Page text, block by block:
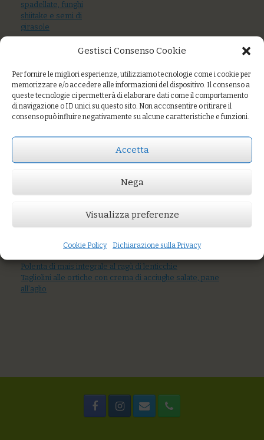
Gestisci Consenso Cookie
Per fornire le migliori esperienze, utilizziamo tecnologie come i cookie per
memorizzare e/o accedere alle informazioni del dispositivo. Il consenso a
queste tecnologie ci permetterà di elaborare dati come il comportamento
di navigazione o ID unici su questo sito. Non acconsentire o ritirare il
consenso può influire negativamente su alcune caratteristiche e funzioni.
Accetta
Nega
Visualizza preferenze
Cookie Policy Dichiarazione sulla Privacy
You might also like
Polenta di mais integrale al ragù di lenticchie
Tagliolini alle ortiche con crema di acciughe salate, pane
all’aglio
spadellate, funghi
shiitake e semi di
girasole
Tagliolini all’uovo
fresche,
pomodoro,
capperi, olive
Sedanini al pesto
mandorle con